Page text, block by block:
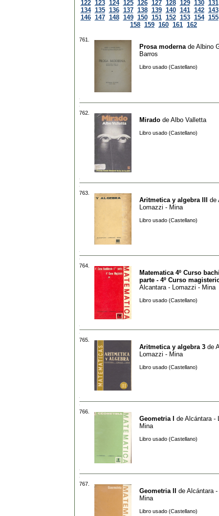
122 123 124 125 126 127 128 129 130 131
134 135 136 137 138 139 140 141 142 143
146 147 148 149 150 151 152 153 154 155
158 159 160 161 162
761.
Prosa moderna de Albino
Barros
Libro usado (Castellano)
762.
Mirado de Albo Valletta
Libro usado (Castellano)
763.
Aritmetica y algebra III de
Lomazzi - Mina
Libro usado (Castellano)
764.
Matematica 4º Curso
parte - 4º Curso
Alcantara - Lomazzi - Mina
Libro usado (Castellano)
765.
Aritmetica y algebra 3 de
Lomazzi - Mina
Libro usado (Castellano)
766.
Geometria I de Alcántara -
Mina
Libro usado (Castellano)
767.
Geometria II de Alcántara
Mina
Libro usado (Castellano)